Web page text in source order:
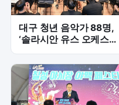
대구 청년 음악가 88명,
‘솔라시안 유스 오케스트